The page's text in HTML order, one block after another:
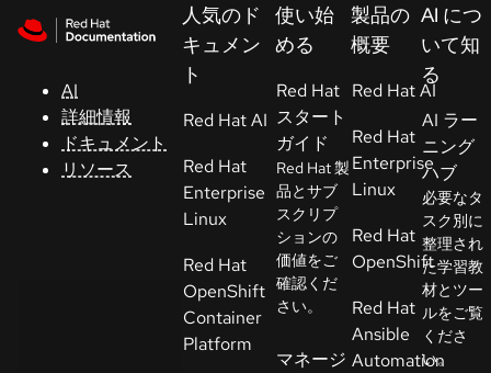
AI
詳細情報
ドキュメント
リソース
ト
コ
ン
ソ
ー
開
人気のド
キュメン
ト
Red Hat AI
Red Hat
Enterprise
Linux
Red Hat
OpenShift
Container
Platform
使い始
める
Red Hat
スタート
ガイド
Red Hat 製
品とサブ
スクリプ
ションの
価値をご
確認くだ
さい。
マネージ
製品の
概要
Red Hat AI
Red Hat
Enterprise
Linux
Red Hat
OpenShift
Red Hat
Ansible
Automation
AI につ
いて知
る
AI ラー
ニング
ハブ
必要なタ
スク別に
整理され
た学習教
材とツー
ルをご覧
くださ
い。